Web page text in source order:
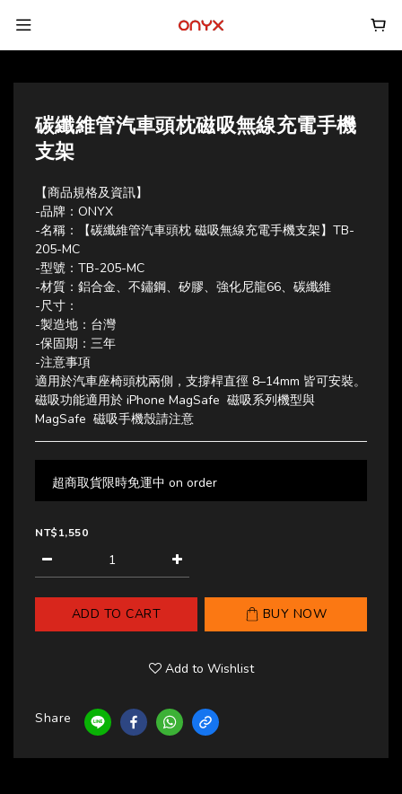
碳纖維管汽車頭枕磁吸無線充電手機
支架
【商品規格及資訊】
-品牌：ONYX
-名稱：【碳纖維管汽車頭枕 磁吸無線充電手機支架】TB-
205-MC
-型號：TB-205-MC
-材質：鋁合金、不鏽鋼、矽膠、強化尼龍66、碳纖維
-尺寸：
-製造地：台灣
-保固期：三年
-注意事項
適用於汽車座椅頭枕兩側，支撐桿直徑 8–14mm 皆可安裝。
磁吸功能適用於 iPhone MagSafe  磁吸系列機型與
MagSafe  磁吸手機殼請注意
超商取貨限時免運中 on order
NT$1,550
ADD TO CART BUY NOW
Add to Wishlist
Share